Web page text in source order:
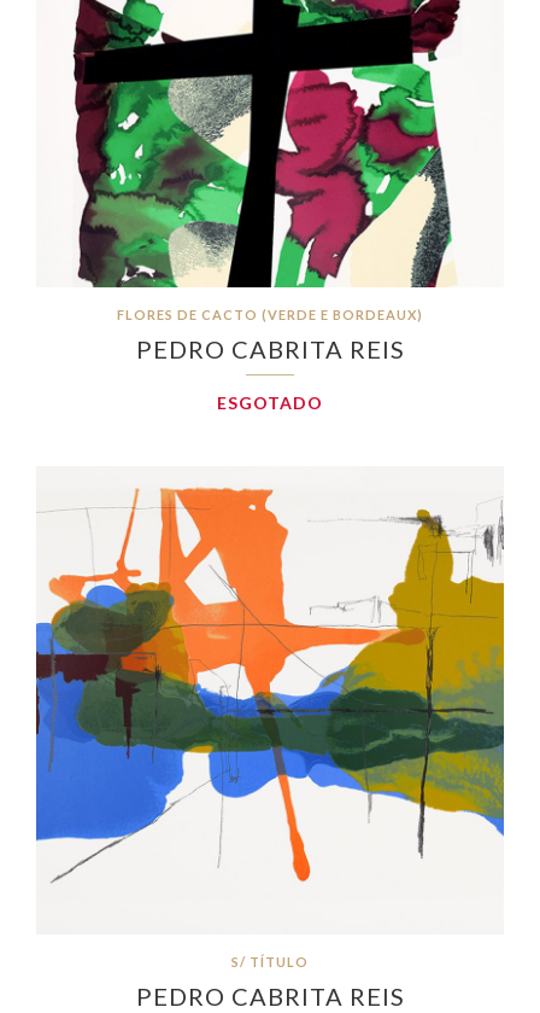
FLORES DE CACTO (VERDE E BORDEAUX)
PEDRO CABRITA REIS
ESGOTADO
S/ TÍTULO
PEDRO CABRITA REIS